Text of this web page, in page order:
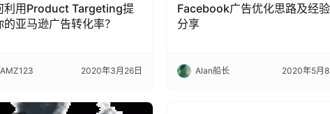
利用Product Targeting提
的亚马逊广告转化率？
AMZ123 2020年3月26日
Facebook广告优化思路及经验
分享
Alan船长 2020年5月